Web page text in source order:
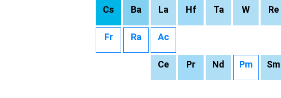
Cs Ba La Hf Ta W Re
Fr Ra Ac
Ce Pr Nd Pm Sm